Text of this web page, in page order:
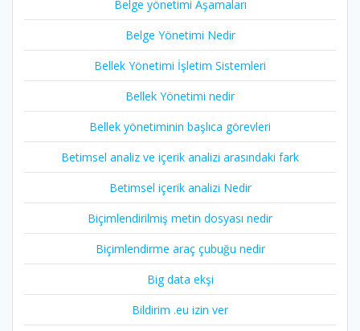
Belge yönetimi Aşamaları
Belge Yönetimi Nedir
Bellek Yönetimi İşletim Sistemleri
Bellek Yönetimi nedir
Bellek yönetiminin başlıca görevleri
Betimsel analiz ve içerik analizi arasındaki fark
Betimsel içerik analizi Nedir
Biçimlendirilmiş metin dosyası nedir
Biçimlendirme araç çubuğu nedir
Big data ekşi
Bildirim .eu izin ver